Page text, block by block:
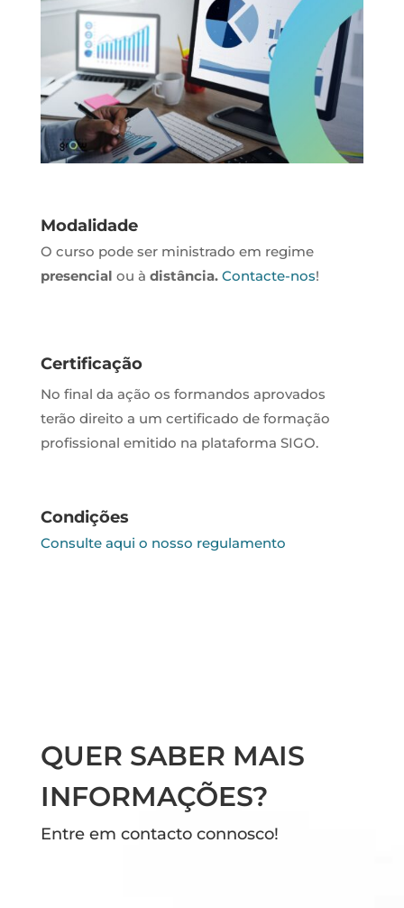
Modalidade
O curso pode ser ministrado em regime
presencial ou à distância. Contacte-nos!
Certificação
No final da ação os formandos aprovados
terão direito a um certificado de formação
profissional emitido na plataforma SIGO.
Condições
Consulte aqui o nosso regulamento
QUER SABER MAIS
INFORMAÇÕES?
Entre em contacto connosco!